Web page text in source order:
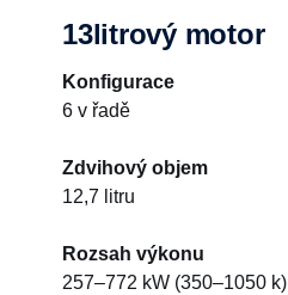
13litrový motor
Konfigurace
6 v řadě
Zdvihový objem
12,7 litru
Rozsah výkonu
257–772 kW (350–1050 k)